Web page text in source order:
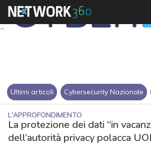
Ultimi articoli Cybersecurity Nazionale
L'APPROFONDIMENTO
La protezione dei dati “in
dell’autorità privacy polacca